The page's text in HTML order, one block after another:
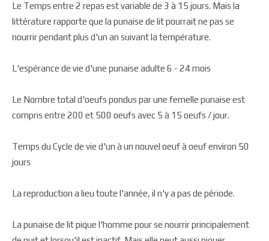
Le Temps entre 2 repas est variable de 3 à 15 jours. Mais la
littérature rapporte que la punaise de lit pourrait ne pas se
nourrir pendant plus d'un an suivant la température.
L'espérance de vie d'une punaise adulte 6 -­ 24 mois
Le Nombre total d'oeufs pondus par une femelle punaise est
compris entre 200 et 500 oeufs avec 5 à 15 oeufs / jour.
Temps du Cycle de vie d'un à un nouvel oeuf à oeuf environ 50
jours
La reproduction a lieu toute l'année, il n'y a pas de période.
La punaise de lit pique l'homme pour se nourrir principalement